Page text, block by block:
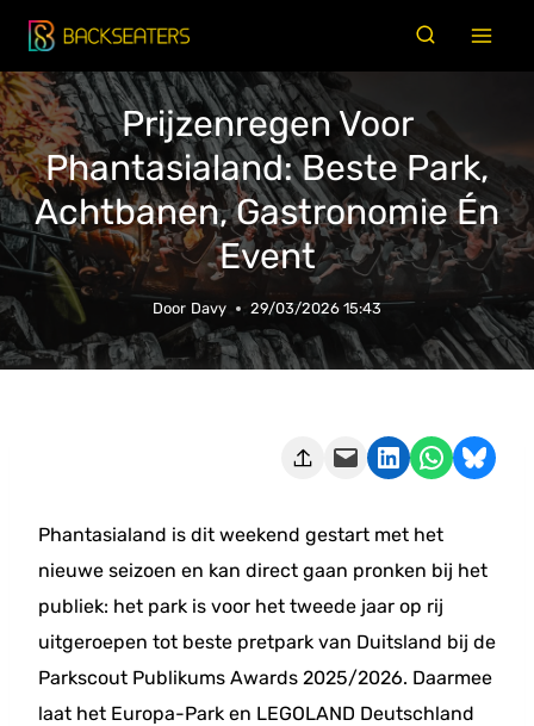
Doorgaan
naar
inhoud
Prijzenregen Voor
Phantasialand: Beste Park,
Achtbanen, Gastronomie Én
Event
Door Davy 29/03/2026 15:43
Deze pagina e-mailen Delen op LinkedIn Delen via WhatsApp Share on Bluesky
Phantasialand is dit weekend gestart met het
nieuwe seizoen en kan direct gaan pronken bij het
publiek: het park is voor het tweede jaar op rij
uitgeroepen tot beste pretpark van Duitsland bij de
Parkscout Publikums Awards 2025/2026. Daarmee
laat het Europa-Park en LEGOLAND Deutschland